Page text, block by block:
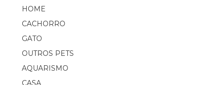
HOME
CACHORRO
GATO
OUTROS PETS
AQUARISMO
CASA